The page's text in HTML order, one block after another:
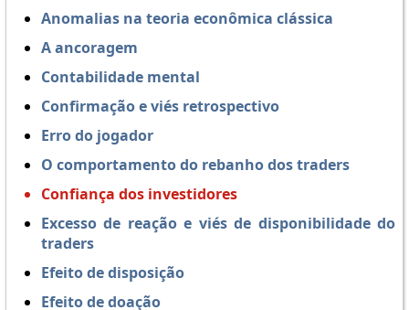
Anomalias na teoria econômica clássica
A ancoragem
Contabilidade mental
Confirmação e viés retrospectivo
Erro do jogador
O comportamento do rebanho dos traders
Confiança dos investidores
Excesso de reação e viés de disponibilidade do
traders
Efeito de disposição
Efeito de doação